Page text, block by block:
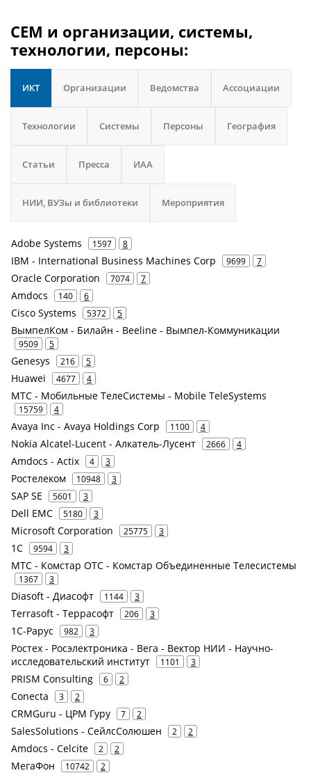
CEM и организации, системы,
технологии, персоны:
ИКТ Организации Ведомства Ассоциации
Технологии Системы Персоны География
Статьи Пресса ИАА
НИИ, ВУЗы и библиотеки Мероприятия
Adobe Systems 1597 8
IBM - International Business Machines Corp 9699 7
Oracle Corporation 7074 7
Amdocs 140 6
Cisco Systems 5372 5
ВымпелКом - Билайн - Beeline - Вымпел-Коммуникации
9509 5
Genesys 216 5
Huawei 4677 4
МТС - Мобильные ТелеСистемы - Mobile TeleSystems
15759 4
Avaya Inc - Avaya Holdings Corp 1100 4
Nokia Alcatel-Lucent - Алкатель-Лусент 2666 4
Amdocs - Actix 4 3
Ростелеком 10948 3
SAP SE 5601 3
Dell EMC 5180 3
Microsoft Corporation 25775 3
1С 9594 3
МТС - Комстар ОТС - Комстар Объединенные Телесистемы
1367 3
Diasoft - Диасофт 1144 3
Terrasoft - Террасофт 206 3
1С-Рарус 982 3
Ростех - Росэлектроника - Вега - Вектор НИИ - Научно-
исследовательский институт
1101 3
PRISM Consulting 6 2
Conecta 3 2
CRMGuru - ЦРМ Гуру 7 2
SalesSolutions - СейлсСолюшен 2 2
Amdocs - Celcite 2 2
МегаФон 10742 2